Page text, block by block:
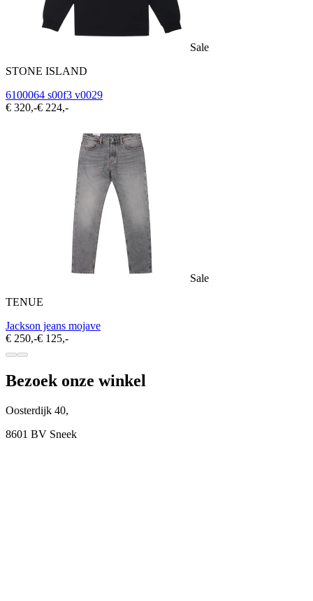
Sale
STONE ISLAND
6100064 s00f3 v0029
€ 320,-€ 224,-
Sale
TENUE
Jackson jeans mojave
€ 250,-€ 125,-
Bezoek onze winkel
Oosterdijk 40,
8601 BV Sneek